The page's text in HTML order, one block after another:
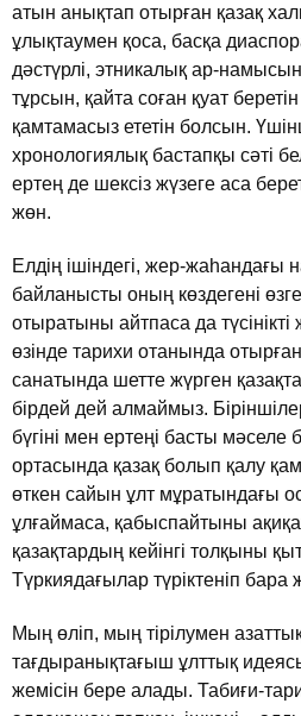
атын анықтап отырған қазақ
ұлықтаумен қоса, басқа
дәстүрлi, этникалық ар-
тұрсын, қайта соған қуат
қамтамасыз ететiн болсын.
хронологиялық бастапқы сәтi
ертең де шексiз жүзеге аса
жөн.
Елдiң iшiндегi, жер-жаhандағы
байланысты оның көздегенi
отыратыны айтпаса да түсiнiктi
өзiнде тарихи отанында
санатында шетте жүрген
бiрдей дей алмаймыз.
бүгiнi мен ертеңi басты мәселе
ортасында қазақ болып қалу
өткен сайын ұлт мұратындағы
ұлғаймаса, қабыспайтыны
қазақтардың кейiнгi толқыны
Түркиядағылар түрiктенiп бара
Мың өлiп, мың тiрiлумен
тағдыранықтағыш ұлттық
жемiсiн бере алады. Табиғи-